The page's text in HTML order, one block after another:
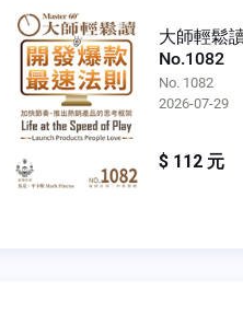
大師輕鬆
No.1082
No. 1082
2026-07-29
$ 112 元